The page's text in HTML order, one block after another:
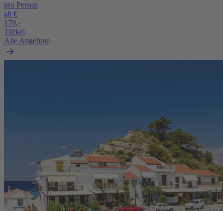
pro Person
ab €
179,-
Türkei
Alle Angebote